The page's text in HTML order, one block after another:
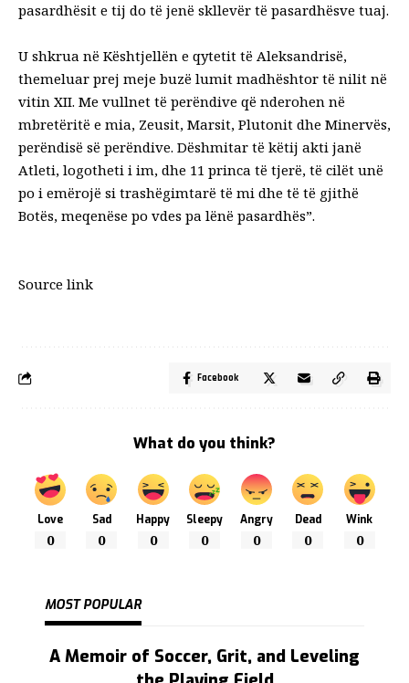
pasardhësit e tij do të jenë skllevër të pasardhësve tuaj.
U shkrua në Kështjellën e qytetit të Aleksandrisë,
themeluar prej meje buzë lumit madhështor të nilit në
vitin XII. Me vullnet të perëndive që nderohen në
mbretëritë e mia, Zeusit, Marsit, Plutonit dhe Minervës,
perëndisë së perëndive. Dëshmitar të këtij akti janë
Atleti, logotheti i im, dhe 11 princa të tjerë, të cilët unë
po i emërojë si trashëgimtarë të mi dhe të të gjithë
Botës, meqenëse po vdes pa lënë pasardhës”.
Source link
Facebook
What do you think?
Love
0
Sad
0
Happy
0
Sleepy
0
Angry
0
Dead
0
Wink
0
MOST POPULAR
A Memoir of Soccer, Grit, and Leveling